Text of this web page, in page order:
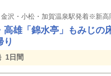
高雄「錦水亭」もみじ
1日間